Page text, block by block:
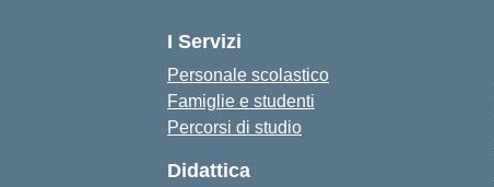
I Servizi
Personale scolastico
Famiglie e studenti
Percorsi di studio
Didattica